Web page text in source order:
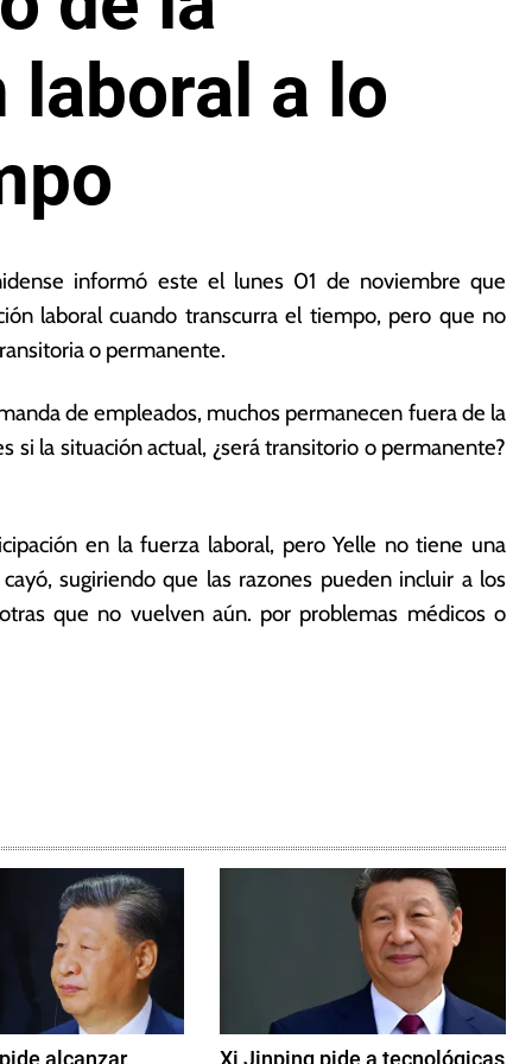
a lo
informó este el lunes 01 de noviembre que
laboral cuando transcurra el tiempo, pero que no
o permanente.
de empleados, muchos permanecen fuera de la
si la situación actual, ¿será transitorio o permanente?
en la fuerza laboral, pero Yelle no tiene una
sugiriendo que las razones pueden incluir a los
que no vuelven aún. por problemas médicos o
alcanzar Xi Jinping pide a tecnológicas